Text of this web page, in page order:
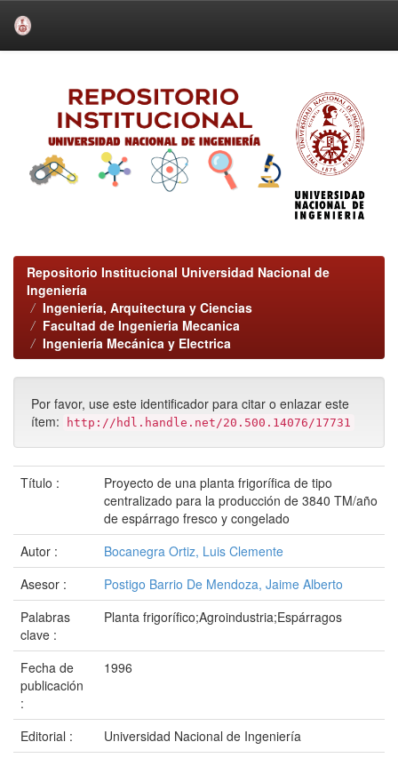
Repositorio Institucional Universidad Nacional de
Ingeniería
Ingeniería, Arquitectura y Ciencias
Facultad de Ingenieria Mecanica
Ingeniería Mecánica y Electrica
Por favor, use este identificador para citar o enlazar este
ítem:
http://hdl.handle.net/20.500.14076/17731
Título :
Proyecto de una planta frigorífica de tipo
centralizado para la producción de 3840 TM/año
de espárrago fresco y congelado
Autor :
Bocanegra Ortiz, Luis Clemente
Asesor :
Postigo Barrio De Mendoza, Jaime Alberto
Palabras
clave :
Planta frigorífico;Agroindustria;Espárragos
Fecha de
publicación
:
1996
Editorial :
Universidad Nacional de Ingeniería